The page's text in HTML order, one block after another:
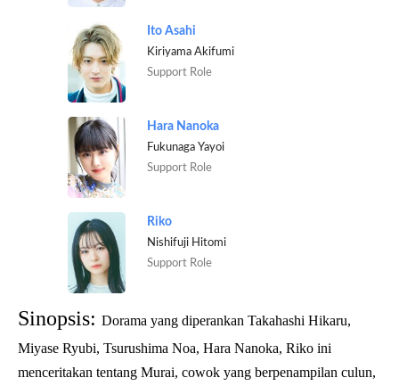
Ito Asahi
Kiriyama Akifumi
Support Role
Hara Nanoka
Fukunaga Yayoi
Support Role
Riko
Nishifuji Hitomi
Support Role
Sinopsis: Dorama yang diperankan Takahashi Hikaru,
Miyase Ryubi, Tsurushima Noa, Hara Nanoka, Riko ini
menceritakan tentang Murai, cowok yang berpenampilan culun,